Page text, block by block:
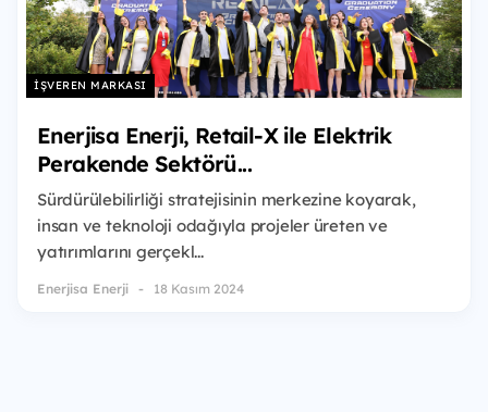
İŞVEREN MARKASI
Enerjisa Enerji, Retail-X ile Elektrik
Perakende Sektörü...
Sürdürülebilirliği stratejisinin merkezine koyarak,
insan ve teknoloji odağıyla projeler üreten ve
yatırımlarını gerçekl...
Enerjisa Enerji 18 Kasım 2024